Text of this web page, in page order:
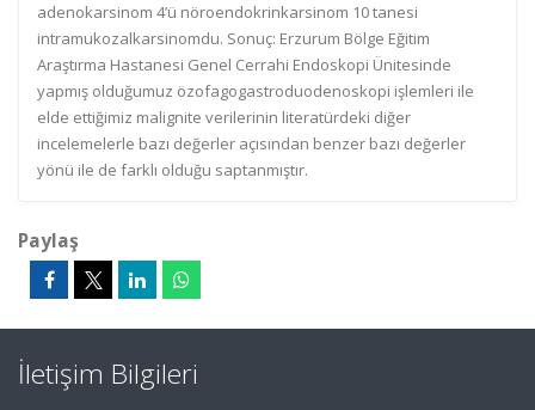
adenokarsinom 4’ü nöroendokrinkarsinom 10 tanesi
intramukozalkarsinomdu. Sonuç: Erzurum Bölge Eğitim
Araştırma Hastanesi Genel Cerrahi Endoskopi Ünitesinde
yapmış olduğumuz özofagogastroduodenoskopi işlemleri ile
elde ettiğimiz malignite verilerinin literatürdeki diğer
incelemelerle bazı değerler açısından benzer bazı değerler
yönü ile de farklı olduğu saptanmıştır.
Paylaş
İletişim Bilgileri